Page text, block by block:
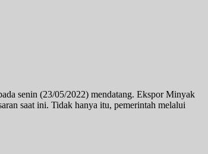
senin (23/05/2022) mendatang. Ekspor Minyak
saat ini. Tidak hanya itu, pemerintah melalui